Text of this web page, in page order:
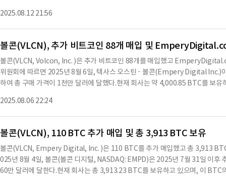
랫 302,456달러, HF1 449,319달러, MN1-어드벤처 166,178달러, MN1-트레
37달러로 집계됐다.이번 분기 동안의 매출원가는 851,476달러로, 직원 급여
76,573달러, 보증 비용 69,371달러가 포함됐다.2025년 상반기 동안의 매출원
러, 시설 비용 245,143달러, 재고 조정 84,822달러, 보증 비용 74,184달러가
팅 비용 622,772달러, 제품 개발 비용 221,159달러, 일반 관리 비용 2,879,335
실은 3,899,897달러로, 전년 동기 606,418달러의 손실과 비교하여 증가한 수
러로, 전년 동기 26,654,462달러의 손실과 비교하여 감소했다.2025년 6월 30
2025.08.12 21:56
볼콘(VLCN), 추가 비트코인 88개 매입 및
볼콘(VLCN, Volcon, Inc. )은 추가 비트코인 88개를 매입했고
위원회에 따르면 2025년 8월 6일, 텍사스 오스틴 – 볼콘(Empery Digital Inc.)
하여 총 구매 가격이 1천만 달러에 달했다.현재 회사는 약 4,000.85 BTC를 보
사이트는 BTC 보유량 및 주요 평가 지표에 대한 실시간 포트폴리오 메트릭을
레인은 "EmperyDigital.com을 출시하게 되어 기쁘다. 이는 시장에 가상 실시
다.그는 "우리의 제3자 관리자가 직접 제공하는 실시간 보유 정보는 전례 없는
대한 우리의 헌신을 보여준다"고 덧붙였다.볼콘은 2025년 7월 17일부로 비트
트코인 집합체로 자리매김할 목표를 세웠다.볼콘은 고품질의 지속 가능한 전기
파워 스포츠 회사로 설립되었으며, 파워 스포츠 브랜드는 Empery Mobility
전기 차량은 환경적 이점뿐만 아니라 거의 무소음으로 작동하여 보다 몰입감 있
2025.08.06 22:24
볼콘(VLCN), 110 BTC 추가 매입 및 총 3,913 BTC 보유
볼콘(VLCN, Empery Digital, Inc. )은 110 BTC를 추가 매입했고 총 3,913
025년 8월 4일, 볼콘(볼콘 디지털, NASDAQ: EMPD)은 2025년 7월 31일 이후
60만 달러에 달한다.현재 회사는 총 3,913.23 BTC를 보유하고 있으며, 이 BTC